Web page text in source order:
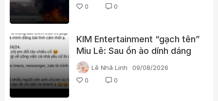
0
0
KIM Entertainment “gạch tên”
Miu Lê: Sau ồn ào dính dáng
ma túy, vị trí của nữ ca sĩ
thay đổi thế nào?
Lê Nhã Linh
09/08/2026
0
0